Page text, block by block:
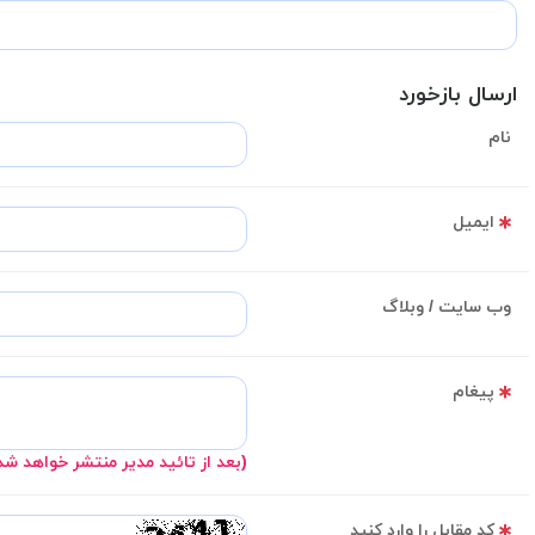
ارسال بازخورد
نام
ایمیل
وب سایت / وبلاگ
پیغام
(بعد از تائید مدیر منتشر خواهد